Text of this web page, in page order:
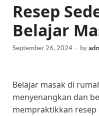
Resep
Belajar
September 26, 2024 - by
Belajar masak di
menyenangkan dan
mempraktikkan resep